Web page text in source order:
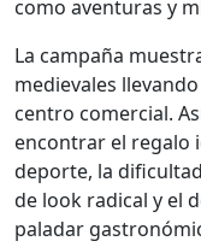
como aventuras y
La campaña
medievales
centro comercial.
encontrar el regalo
deporte, la
de look radical y el
paladar